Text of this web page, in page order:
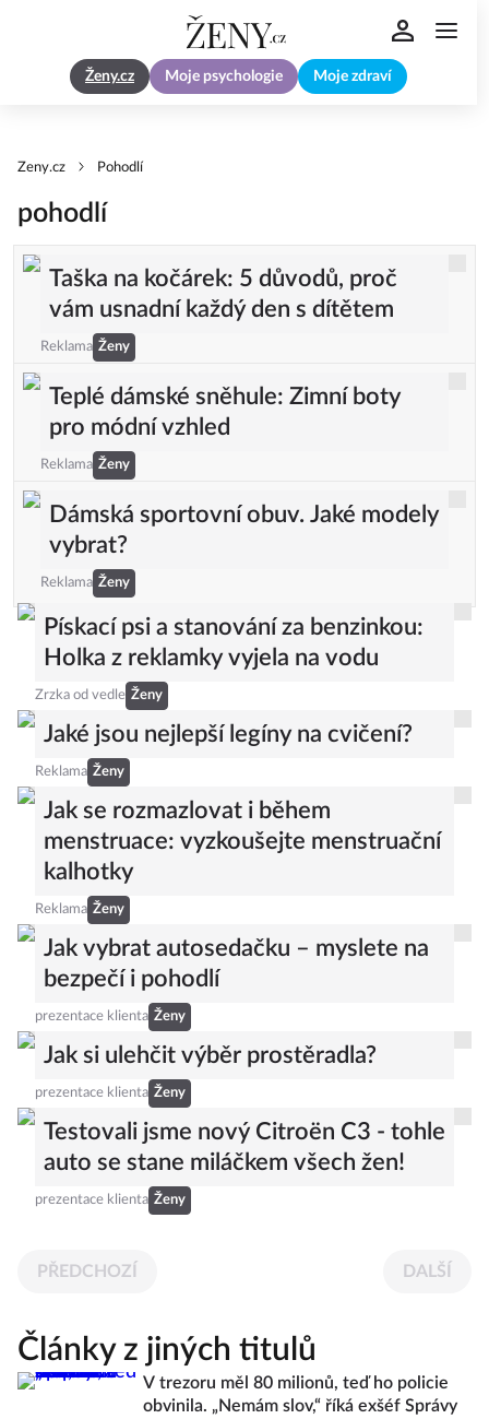
Ženy.cz Moje psychologie Moje zdraví
Zeny.cz Pohodlí
pohodlí
Taška na kočárek: 5 důvodů, proč
vám usnadní každý den s dítětem
Reklama Ženy
Teplé dámské sněhule: Zimní boty
pro módní vzhled
Reklama Ženy
Dámská sportovní obuv. Jaké modely
vybrat?
Reklama Ženy
Pískací psi a stanování za benzinkou:
Holka z reklamky vyjela na vodu
Zrzka od vedle Ženy
Jaké jsou nejlepší legíny na cvičení?
Reklama Ženy
Jak se rozmazlovat i během
menstruace: vyzkoušejte menstruační
kalhotky
Reklama Ženy
Jak vybrat autosedačku – myslete na
bezpečí i pohodlí
prezentace klienta Ženy
Jak si ulehčit výběr prostěradla?
prezentace klienta Ženy
Testovali jsme nový Citroën C3 - tohle
auto se stane miláčkem všech žen!
prezentace klienta Ženy
PŘEDCHOZÍ DALŠÍ
Články z jiných titulů
V trezoru měl 80 milionů, teď ho policie
obvinila. „Nemám slov,“ říká exšéf Správy